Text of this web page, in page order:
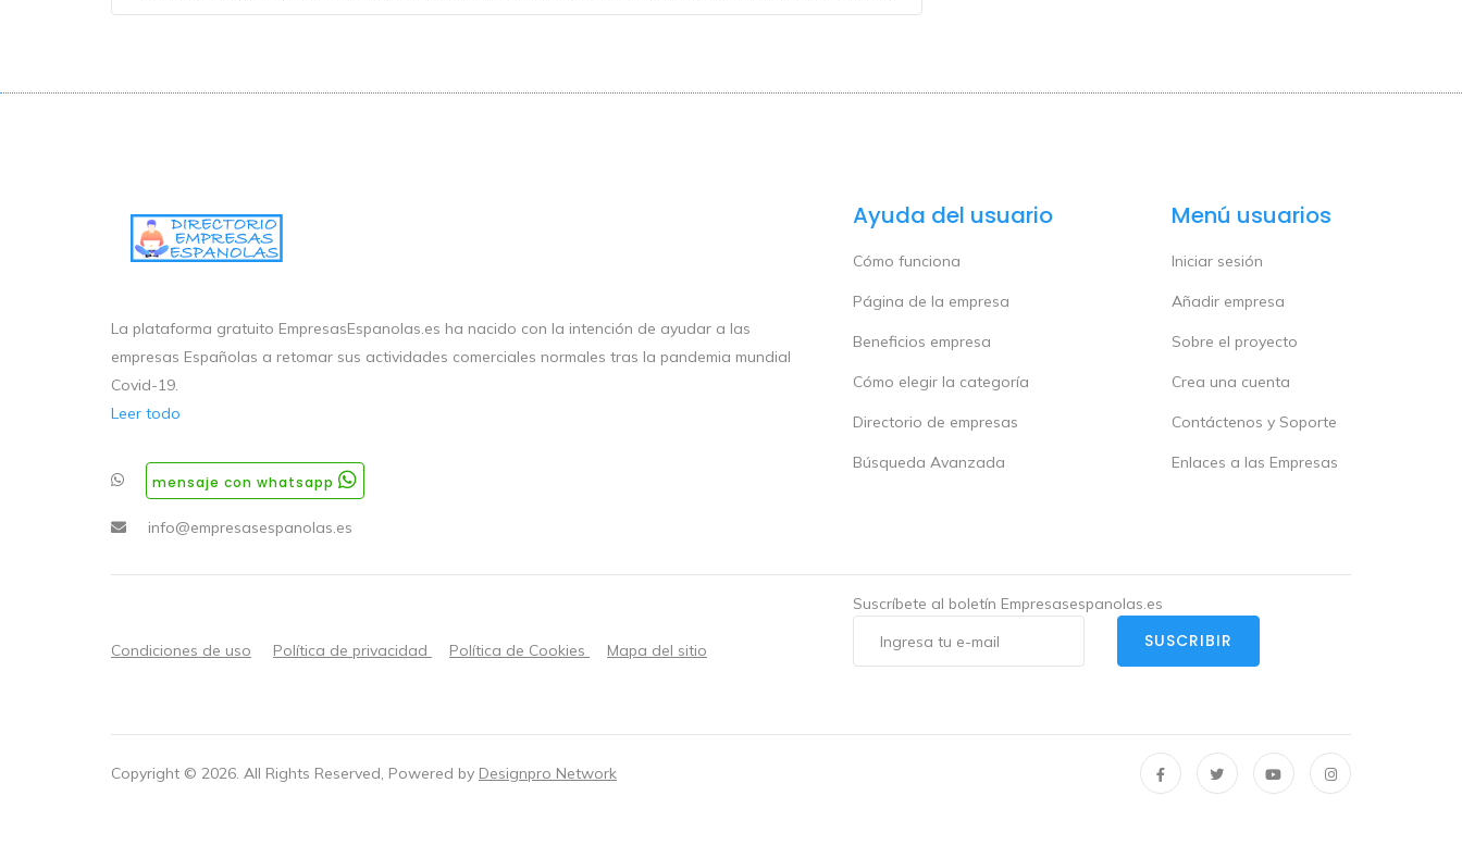
La plataforma gratuito EmpresasEspanolas.es ha nacido con la intención de ayudar a las
empresas Españolas a retomar sus actividades comerciales normales tras la pandemia mundial
Covid-19.
Leer todo
mensaje con whatsapp
info@empresasespanolas.es
Ayuda del usuario
Cómo funciona
Página de la empresa
Beneficios empresa
Cómo elegir la categoría
Directorio de empresas
Búsqueda Avanzada
Menú usuarios
Iniciar sesión
Añadir empresa
Sobre el proyecto
Crea una cuenta
Contáctenos y Soporte
Enlaces a las Empresas
Suscríbete al boletín Empresasespanolas.es
Condiciones de uso Política de privacidad Política de Cookies Mapa del sitio SUSCRIBIR
Copyright © 2026. All Rights Reserved, Powered by Designpro Network